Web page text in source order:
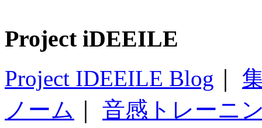
Project iDEEILE
Project IDEEILE Blog
ノーム
音感トレーニ